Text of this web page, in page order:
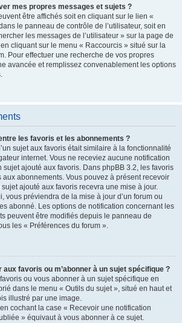
mes propres messages et sujets ?
être affichés soit en cliquant sur le lien «
le panneau de contrôle de l’utilisateur, soit en
les messages de l’utilisateur » sur la page de
cliquant sur le menu « Raccourcis » situé sur la
Pour effectuer une recherche de vos propres
avancée et remplissez convenablement les options
les favoris et les abonnements ?
sujet aux favoris était similaire à la fonctionnalité
internet. Vous ne receviez aucune notification
sujet ajouté aux favoris. Dans phpBB 3.2, les favoris
abonnements. Vous pouvez à présent recevoir
ajouté aux favoris recevra une mise à jour.
vous préviendra de la mise à jour d’un forum ou
abonné. Les options de notification concernant les
peuvent être modifiés depuis le panneau de
les « Préférences du forum ».
favoris ou m’abonner à un sujet spécifique ?
ou vous abonner à un sujet spécifique en
dans le menu « Outils du sujet », situé en haut et
illustré par une image.
cochant la case « Recevoir une notification
» équivaut à vous abonner à ce sujet.